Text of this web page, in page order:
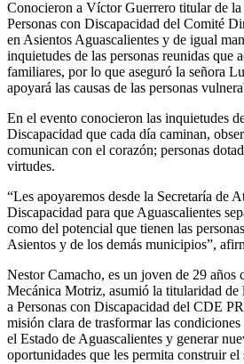
Conocieron a Víctor Guerrero titular de la
Personas con Discapacidad del Comité
en Asientos Aguascalientes y de igual
inquietudes de las personas reunidas que
familiares, por lo que aseguró la señora
apoyará las causas de las personas
En el evento conocieron las inquietudes
Discapacidad que cada día caminan,
comunican con el corazón; personas
virtudes.
“Les apoyaremos desde la Secretaría de
Discapacidad para que Aguascalientes
como del potencial que tienen las
Asientos y de los demás municipios”,
Nestor Camacho, es un joven de 29 años
Mecánica Motriz, asumió la titularidad de
a Personas con Discapacidad del CDE
misión clara de trasformar las condiciones
el Estado de Aguascalientes y generar
oportunidades que les permita construir el